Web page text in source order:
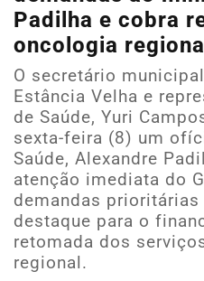
Padilha e cobra
oncologia regional
O secretário
Estância Velha e
de Saúde, Yuri
sexta-feira (8) um
Saúde, Alexandre
atenção imediata do
demandas
destaque para o
retomada dos
regional.